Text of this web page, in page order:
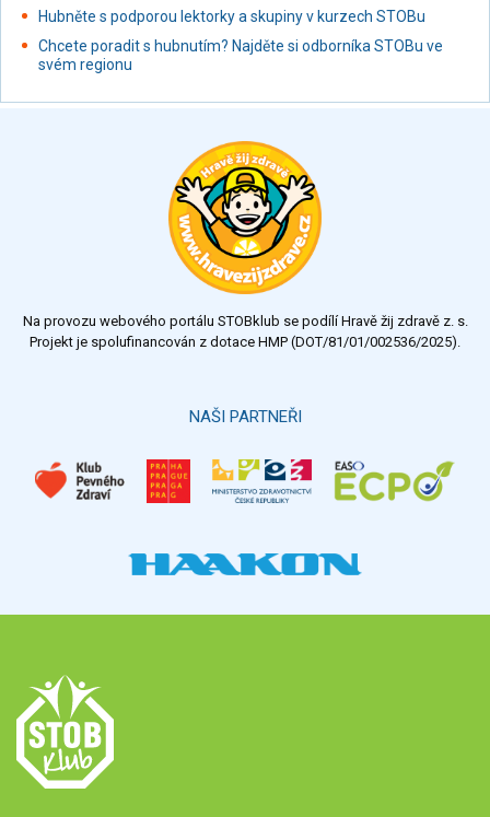
Restaurace, jídelny, hotová jídla
Fastfood
Studená kuchyně, lahůdkářské výrobky
Hubněte s podporou lektorky a skupiny v kurzech STOBu
Chcete poradit s hubnutím? Najděte si odborníka STOBu ve
svém regionu
Na provozu webového portálu STOBklub se podílí Hravě žij zdravě z. s.
Projekt je spolufinancován z dotace HMP (DOT/81/01/002536/2025).
NAŠI PARTNEŘI